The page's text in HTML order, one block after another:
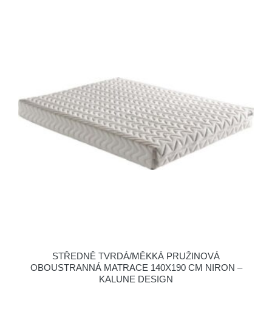
STŘEDNĚ TVRDÁ/MĚKKÁ PRUŽINOVÁ
OBOUSTRANNÁ MATRACE 140X190 CM NIRON –
KALUNE DESIGN